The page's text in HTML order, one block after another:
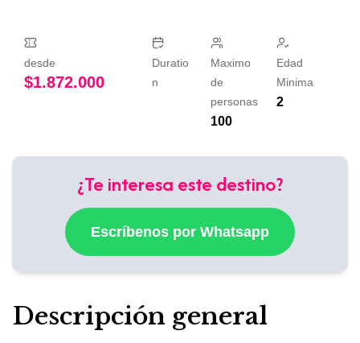
desde
$1.872.000
Duratio
n
Maximo
de
personas
100
Edad
Minima
2
¿Te interesa este destino?
Escríbenos por Whatsapp
Descripción general